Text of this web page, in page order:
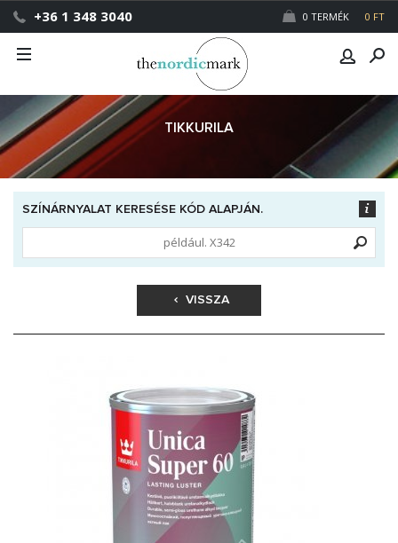
+36 1 348 3040 0 TERMÉK 0 FT
TIKKURILA
SZÍNÁRNYALAT KERESÉSE KÓD ALAPJÁN.
VISSZA